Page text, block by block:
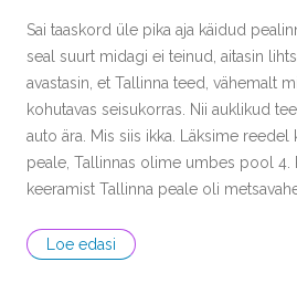
Sai taaskord üle pika aja käidud
seal suurt midagi ei teinud, aitasin
avastasin, et Tallinna teed, vähemalt
kohutavas seisukorras. Nii auklikud
auto ära. Mis siis ikka. Läksime reedel
peale, Tallinnas olime umbes pool 4.
keeramist Tallinna peale oli
Loe edasi